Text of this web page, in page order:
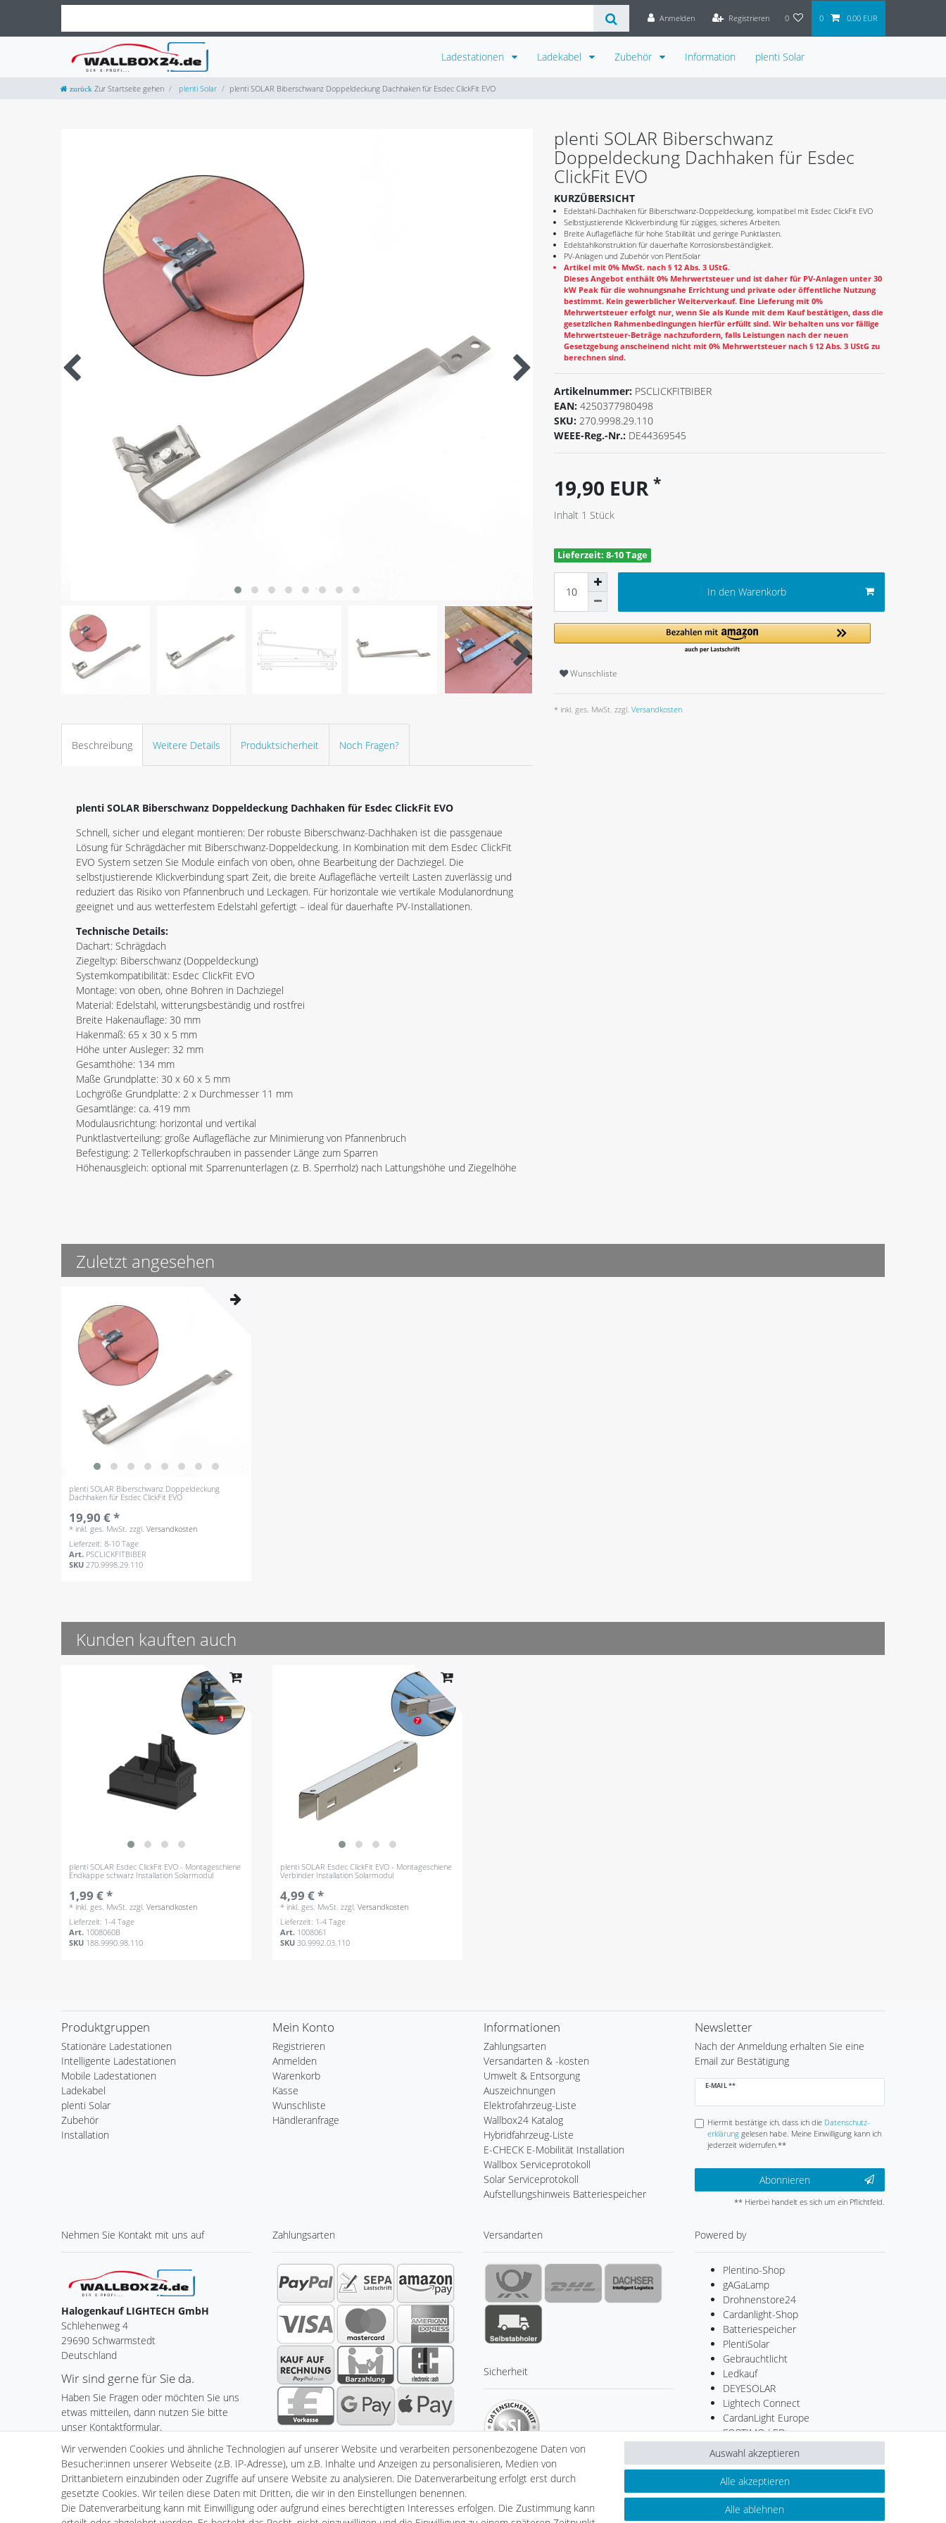
Anmelden Registrieren 0 0 0,00 EUR
Ladestationen Ladekabel Zubehör Information plenti Solar
Zur Startseite gehen plenti Solar plenti SOLAR Biberschwanz Doppeldeckung Dachhaken für Esdec ClickFit EVO
Beschreibung Weitere Details Produktsicherheit Noch Fragen?
plenti SOLAR Biberschwanz Doppeldeckung Dachhaken für Esdec ClickFit EVO
Schnell, sicher und elegant montieren: Der robuste Biberschwanz-Dachhaken ist die passgenaue
Lösung für Schrägdächer mit Biberschwanz-Doppeldeckung. In Kombination mit dem Esdec ClickFit
EVO System setzen Sie Module einfach von oben, ohne Bearbeitung der Dachziegel. Die
selbstjustierende Klickverbindung spart Zeit, die breite Auflagefläche verteilt Lasten zuverlässig und
reduziert das Risiko von Pfannenbruch und Leckagen. Für horizontale wie vertikale Modulanordnung
geeignet und aus wetterfestem Edelstahl gefertigt – ideal für dauerhafte PV-Installationen.
Technische Details:
Dachart: Schrägdach
Ziegeltyp: Biberschwanz (Doppeldeckung)
Systemkompatibilität: Esdec ClickFit EVO
Montage: von oben, ohne Bohren in Dachziegel
Material: Edelstahl, witterungsbeständig und rostfrei
Breite Hakenauflage: 30 mm
Hakenmaß: 65 x 30 x 5 mm
Höhe unter Ausleger: 32 mm
Gesamthöhe: 134 mm
Maße Grundplatte: 30 x 60 x 5 mm
Lochgröße Grundplatte: 2 x Durchmesser 11 mm
Gesamtlänge: ca. 419 mm
Modulausrichtung: horizontal und vertikal
Punktlastverteilung: große Auflagefläche zur Minimierung von Pfannenbruch
Befestigung: 2 Tellerkopfschrauben in passender Länge zum Sparren
Höhenausgleich: optional mit Sparrenunterlagen (z. B. Sperrholz) nach Lattungshöhe und Ziegelhöhe
plenti SOLAR Biberschwanz
Doppeldeckung Dachhaken für Esdec
ClickFit EVO
KURZÜBERSICHT
Edelstahl-Dachhaken für Biberschwanz-Doppeldeckung, kompatibel mit Esdec ClickFit EVO
Selbstjustierende Klickverbindung für zügiges, sicheres Arbeiten.
Breite Auflagefläche für hohe Stabilität und geringe Punktlasten.
Edelstahlkonstruktion für dauerhafte Korrosionsbeständigkeit.
PV-Anlagen und Zubehör von PlentiSolar
Artikel mit 0% MwSt. nach § 12 Abs. 3 UStG.
Dieses Angebot enthält 0% Mehrwertsteuer und ist daher für PV-Anlagen unter 30
kW Peak für die wohnungsnahe Errichtung und private oder öffentliche Nutzung
bestimmt. Kein gewerblicher Weiterverkauf. Eine Lieferung mit 0%
Mehrwertsteuer erfolgt nur, wenn Sie als Kunde mit dem Kauf bestätigen, dass die
gesetzlichen Rahmenbedingungen hierfür erfüllt sind. Wir behalten uns vor fällige
Mehrwertsteuer-Beträge nachzufordern, falls Leistungen nach der neuen
Gesetzgebung anscheinend nicht mit 0% Mehrwertsteuer nach § 12 Abs. 3 UStG zu
berechnen sind.
Artikelnummer: PSCLICKFITBIBER
EAN: 4250377980498
SKU: 270.9998.29.110
WEEE-Reg.-Nr.: DE44369545
19,90 EUR *
Inhalt 1 Stück
Lieferzeit: 8-10 Tage
In den Warenkorb
Wunschliste
* inkl. ges. MwSt. zzgl. Versandkosten
Zuletzt angesehen
plenti SOLAR Biberschwanz Doppeldeckung
Dachhaken für Esdec ClickFit EVO
19,90 € *
* inkl. ges. MwSt. zzgl.Versandkosten
Lieferzeit: 8-10 Tage
Art. PSCLICKFITBIBER
SKU 270.9998.29.110
Kunden kauften auch
plenti SOLAR Esdec ClickFit EVO - Montageschiene
Endkappe schwarz Installation Solarmodul
1,99 € *
* inkl. ges. MwSt. zzgl.Versandkosten
Lieferzeit: 1-4 Tage
Art. 1008060B
SKU 188.9990.98.110
plenti SOLAR Esdec ClickFit EVO - Montageschiene
Verbinder Installation Solarmodul
4,99 € *
* inkl. ges. MwSt. zzgl.Versandkosten
Lieferzeit: 1-4 Tage
Art. 1008061
SKU30.9992.03.110
Produktgruppen
Stationäre Ladestationen
Intelligente Ladestationen
Mobile Ladestationen
Ladekabel
plenti Solar
Zubehör
Installation
Mein Konto
Registrieren
Anmelden
Warenkorb
Kasse
Wunschliste
Händleranfrage
Informationen
Zahlungsarten
Versandarten & -kosten
Umwelt & Entsorgung
Auszeichnungen
Elektrofahrzeug-Liste
Wallbox24 Katalog
Hybridfahrzeug-Liste
E-CHECK E-Mobilität Installation
Wallbox Serviceprotokoll
Solar Serviceprotokoll
Aufstellungshinweis Batteriespeicher
Newsletter
Nach der Anmeldung erhalten Sie eine
Email zur Bestätigung
E-MAIL **
Newsletter
Hiermit bestätige ich, dass ich die Daten­schutz­
erklärunggelesen habe. Meine Einwilligung kann ich
jederzeit widerrufen.**
Abonnieren
** Hierbei handelt es sich um ein Pflichtfeld.
Nehmen Sie Kontakt mit uns auf
Halogenkauf LIGHTECH GmbH
Schlehenweg 4
29690 Schwarmstedt
Deutschland
Wir sind gerne für Sie da.
Haben Sie Fragen oder möchten Sie uns
etwas mitteilen, dann nutzen Sie bitte
unser Kontaktformular.
Zum Kontaktformular
Zahlungsarten Versandarten
Sicherheit
Powered by
Plentino-Shop
gAGaLamp
Drohnenstore24
Cardanlight-Shop
Batteriespeicher
PlentiSolar
Gebrauchtlicht
Ledkauf
DEYESOLAR
Lightech Connect
CardanLight Europe
FORTIMO LEDs
LED-RETROSHOP
MeinUSB
Wir verwenden Cookies und ähnliche Technologien auf unserer Website und verarbeiten personenbezogene Daten von
Besucher:innen unserer Webseite (z.B. IP-Adresse), um z.B. Inhalte und Anzeigen zu personalisieren, Medien von
Drittanbietern einzubinden oder Zugriffe auf unsere Website zu analysieren. Die Datenverarbeitung erfolgt erst durch
gesetzte Cookies. Wir teilen diese Daten mit Dritten, die wir in den Einstellungen benennen.
Die Datenverarbeitung kann mit Einwilligung oder aufgrund eines berechtigten Interesses erfolgen. Die Zustimmung kann
Alle akzeptieren
Alle ablehnen
Auswahl akzeptieren